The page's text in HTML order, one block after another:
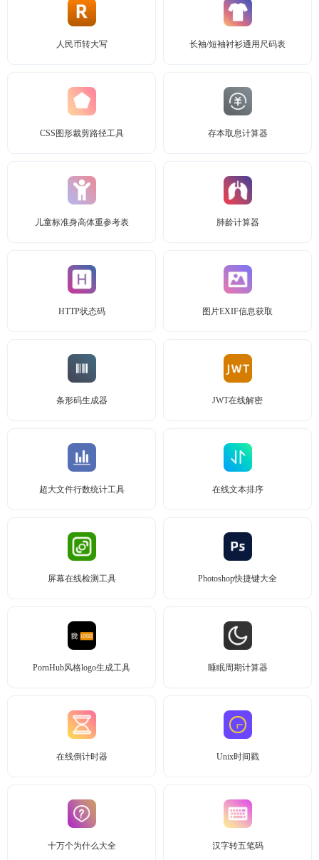
人民币转大写 长袖/短袖衬衫通用尺码表
CSS图形裁剪路径工具 存本取息计算器
儿童标准身高体重参考表 肺龄计算器
HTTP状态码 图片EXIF信息获取
条形码生成器 JWT在线解密
超大文件行数统计工具 在线文本排序
屏幕在线检测工具 Photoshop快捷键大全
PornHub风格logo生成工具 睡眠周期计算器
在线倒计时器 Unix时间戳
十万个为什么大全 汉字转五笔码